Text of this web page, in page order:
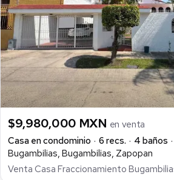
$9,980,000 MXN en venta
Casa en condominio
6 recs. 4 baños
Bugambilias, Bugambilias, Zapopan
Venta Casa Fraccionamiento